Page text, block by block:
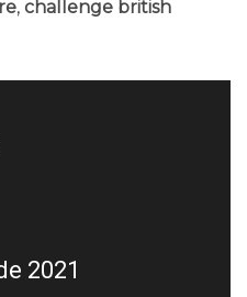
, challenge british
2021